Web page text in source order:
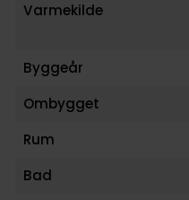
Varmekilde
Byggeår
Ombygget
Rum
Bad